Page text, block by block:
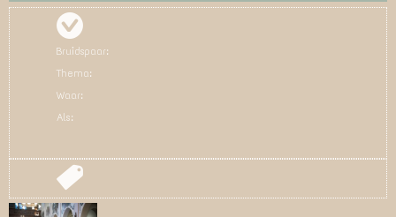
Bruidspaar:
Thema:
Waar:
Als: